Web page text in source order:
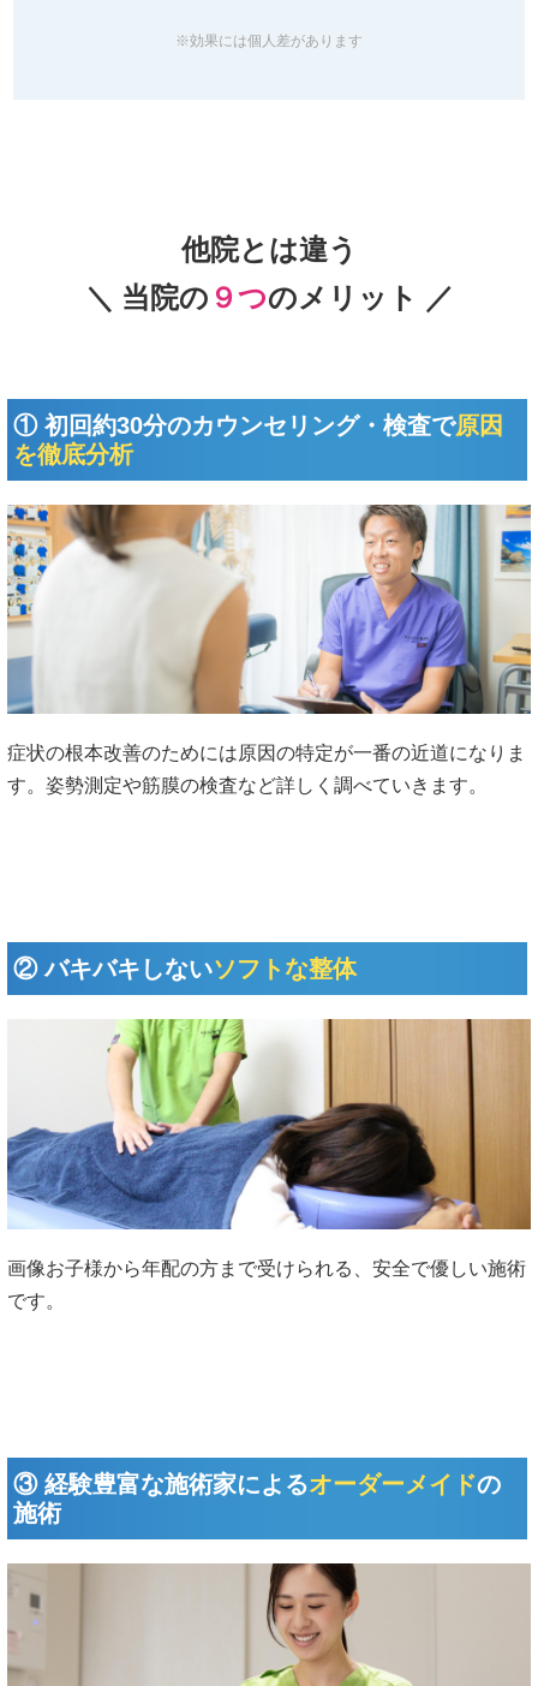
※効果には個人差があります
他院とは違う
＼ 当院の ９つのメリット ／
① 初回約30分のカウンセリング・検査で原因
を徹底分析
症状の根本改善のためには原因の特定が一番の近道になりま
す。姿勢測定や筋膜の検査など詳しく調べていきます。
② バキバキしないソフトな整体
画像お子様から年配の方まで受けられる、安全で優しい施術
です。
③ 経験豊富な施術家によるオーダーメイドの
施術